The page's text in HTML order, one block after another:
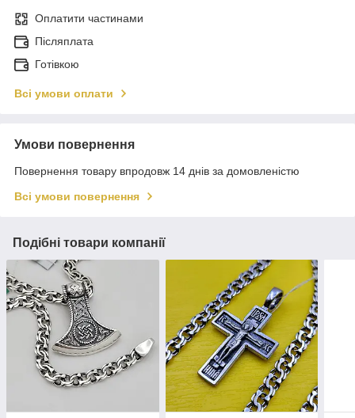
Оплатити частинами
Післяплата
Готівкою
Всі умови оплати
Умови повернення
Повернення товару впродовж 14 днів за домовленістю
Всі умови повернення
Подібні товари компанії